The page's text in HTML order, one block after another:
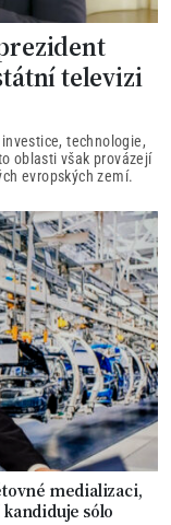
televizi
technologie,
oblasti však provázejí
evropských zemí.
medializaci,
sólo